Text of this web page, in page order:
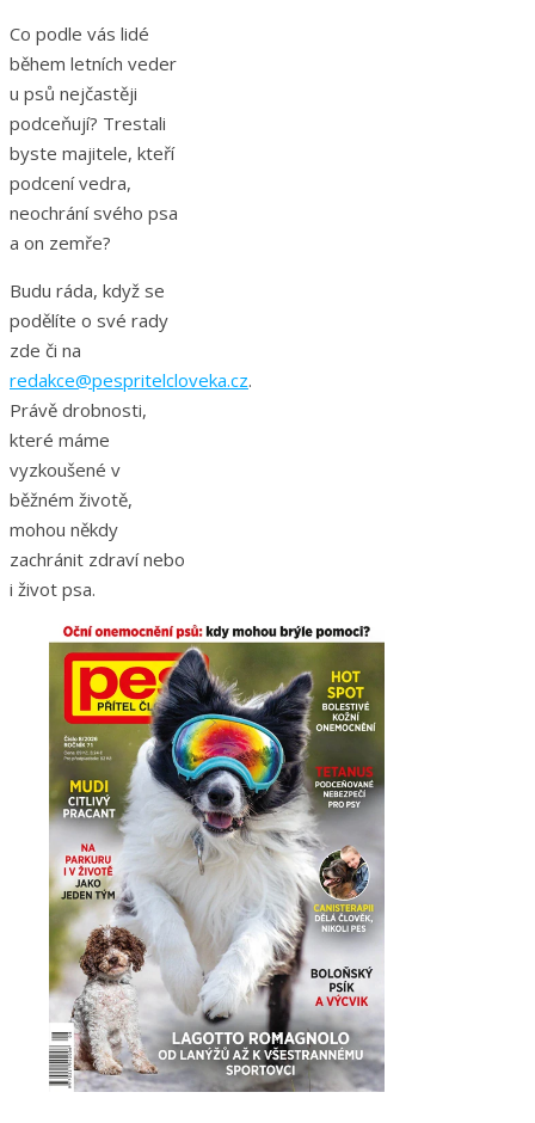
Co podle vás lidé
během letních veder
u psů nejčastěji
podceňují? Trestali
byste majitele, kteří
podcení vedra,
neochrání svého psa
a on zemře?
Budu ráda, když se
podělíte o své rady
zde či na
redakce@pespritelcloveka.cz.
Právě drobnosti,
které máme
vyzkoušené v
běžném životě,
mohou někdy
zachránit zdraví nebo
i život psa.